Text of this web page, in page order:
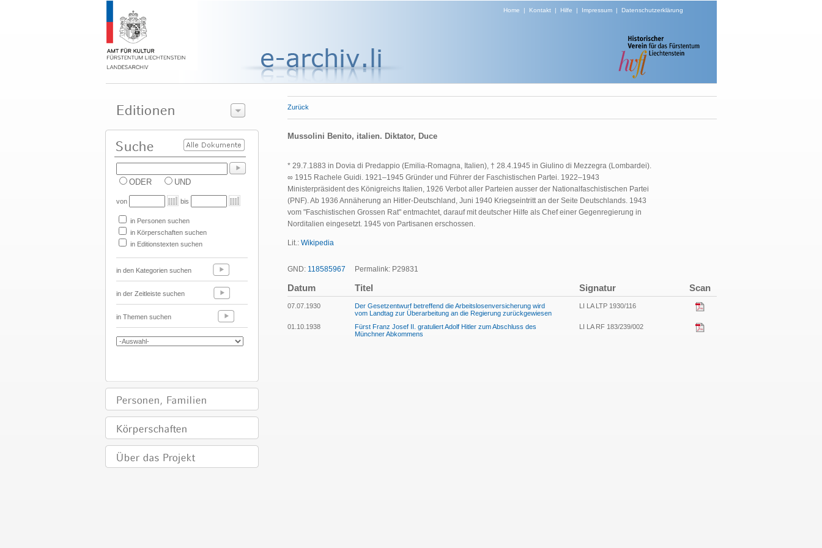
Home | Kontakt| Hilfe | Impressum| Datenschutzerklärung
ODER UND
von bis
in Personen suchen
in Körperschaften suchen
in Editionstexten suchen
in den Kategorien suchen
in der Zeitleiste suchen
in Themen suchen
Zurück
Mussolini Benito, italien. Diktator, Duce
* 29.7.1883 in Dovia di Predappio (Emilia-Romagna, Italien), † 28.4.1945 in Giulino di Mezzegra (Lombardei).
∞ 1915 Rachele Guidi. 1921–1945 Gründer und Führer der Faschistischen Partei. 1922–1943
Ministerpräsident des Königreichs Italien, 1926 Verbot aller Parteien ausser der Nationalfaschistischen Partei
(PNF). Ab 1936 Annäherung an Hitler-Deutschland, Juni 1940 Kriegseintritt an der Seite Deutschlands. 1943
vom "Faschistischen Grossen Rat" entmachtet, darauf mit deutscher Hilfe als Chef einer Gegenregierung in
Norditalien eingesetzt. 1945 von Partisanen erschossen.
Lit.: Wikipedia
GND: 118585967 Permalink: P29831
Datum Titel Signatur Scan
07.07.1930
Der Gesetzentwurf betreffend die Arbeitslosenversicherung wird
vom Landtag zur Überarbeitung an die Regierung zurückgewiesen
LI LA LTP 1930/116
01.10.1938
Fürst Franz Josef II. gratuliert Adolf Hitler zum Abschluss des
Münchner Abkommens
LI LA RF 183/239/002